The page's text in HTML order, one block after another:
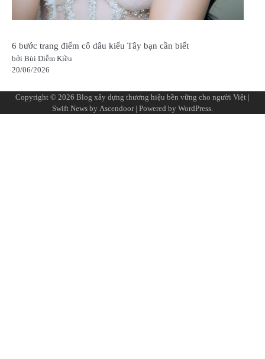
6 bước trang điểm cô dâu kiểu Tây bạn cần biết
bởi Bùi Diễm Kiều
20/06/2026
Copyright © 2026 Blog xây dựng thương hiệu bền vững cho người Việt |
Swift News by Ascendoor| Powered by WordPress.